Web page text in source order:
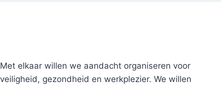
Met elkaar willen we aandacht organiseren voor
veiligheid, gezondheid en werkplezier. We willen